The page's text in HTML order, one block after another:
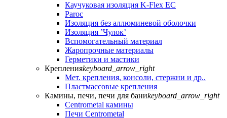
Каучуковая изоляция K-Flex EC
Paroc
Изоляция без аллюминевой оболочки
Изоляция ’Чулок’
Вспомогательный материал
Жаропрочные материалы
Герметики и мастики
Крепленияkeyboard_arrow_right
Мет. крепления, консоли, стержни и др..
Пластмассовые крепления
Камины, печи, печи для баниkeyboard_arrow_right
Centrometal камины
Печи Centrometal